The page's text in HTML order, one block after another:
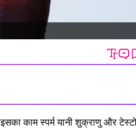
काम स्पर्म यानी शुक्राणु और